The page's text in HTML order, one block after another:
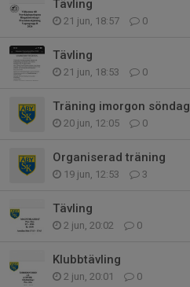
Tävling
21 jun, 18:57 0
Tävling
21 jun, 18:53 0
Träning imorgon söndag
20 jun, 12:05 0
Organiserad träning
19 jun, 12:53 3
Tävling
2 jun, 20:02 0
Klubbtävling
2 jun, 20:01 0